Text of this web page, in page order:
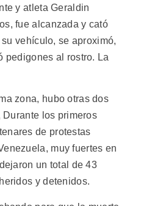
y atleta Geraldin
fue alcanzada y cató
vehículo, se aproximó,
pedigones al rostro. La
zona, hubo otras dos
los primeros
de protestas
muy fuertes en
un total de 43
y detenidos.